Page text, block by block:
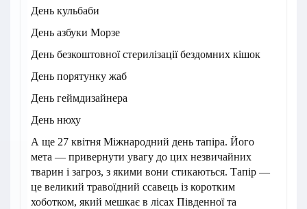
День кульбаби
День азбуки Морзе
День безкоштовної стерилізації бездомних кішок
День порятунку жаб
День геймдизайнера
День нюху
А ще 27 квітня Міжнародний день тапіра. Його
мета — привернути увагу до цих незвичайних
тварин і загроз, з якими вони стикаються. Тапір —
це великий травоїдний ссавець із коротким
хоботком, який мешкає в лісах Південної та